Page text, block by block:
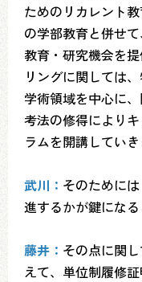
ためのリカレント
の学部教育と併せ
教育・研究機会を
リングに関しては
学術領域を中心に
考法の修得により
ラムを開講していき
武川： そのために
進するかが鍵になる
藤井： その点に関
えて、単位制履修